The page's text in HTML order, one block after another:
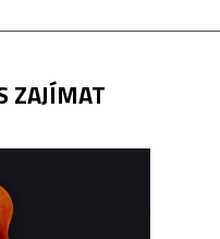
ZAJÍMAT